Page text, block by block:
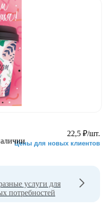
22,5 ₽/шт.
Цены для новых клиентов
услуги для
потребностей